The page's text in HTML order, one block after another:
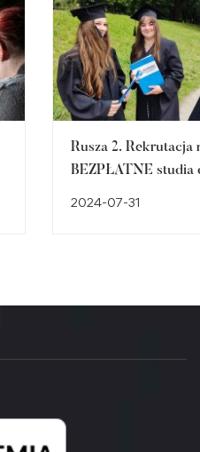
Rusza 2. Rekrutacja
BEZPŁATNE studia
2024-07-31